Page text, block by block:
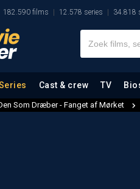
182.590 films 12.578 series 34.818
Cast & crew TV
Som Dræber - Fanget af Mørket